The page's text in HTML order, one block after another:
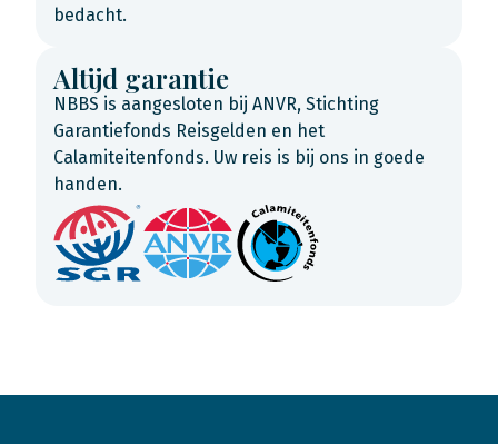
bedacht.
Altijd garantie
NBBS is aangesloten bij ANVR, Stichting
Garantiefonds Reisgelden en het
Calamiteitenfonds. Uw reis is bij ons in goede
handen.